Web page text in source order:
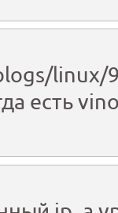
linux/
есть